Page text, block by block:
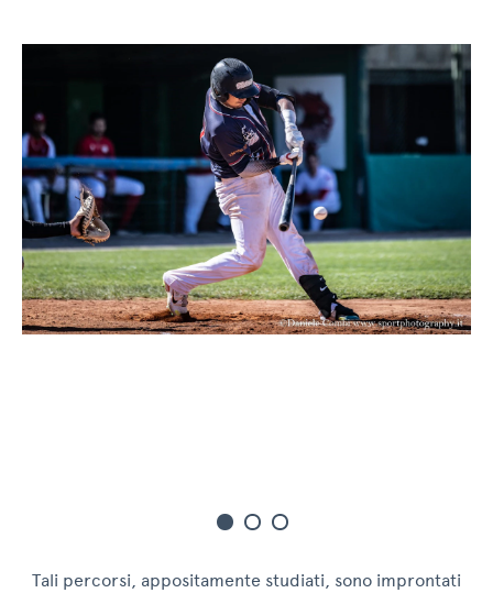
Tali percorsi, appositamente studiati, sono improntati